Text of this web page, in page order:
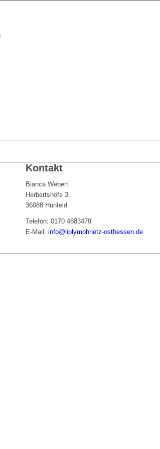
Kontakt
Bianca Webert
Herbertshöfe 3
36088 Hünfeld
Telefon: 0170 4883479
E-Mail: info@liplymphnetz-osthessen.de